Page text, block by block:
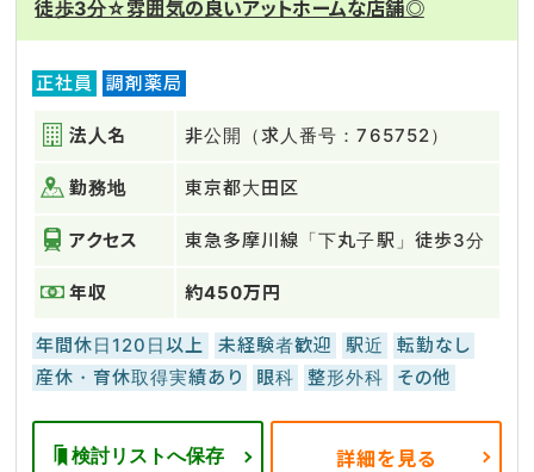
徒歩3分☆雰囲気の良いアットホームな店舗◎
正社員 調剤薬局
法人名 非公開（求人番号：765752）
勤務地 東京都大田区
アクセス 東急多摩川線「下丸子駅」徒歩3分
年収 約450万円
年間休日120日以上 未経験者歓迎 駅近
転勤なし
産休・育休取得実績あり
眼科 整形外科 その他
検討リストへ保存 詳細を見る